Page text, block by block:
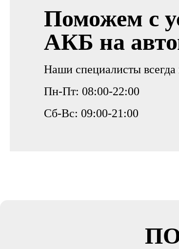
Поможем с
АКБ на
Наши специалисты всегда
Пн-Пт: 08:00-22:00
Сб-Вс: 09:00-21:00